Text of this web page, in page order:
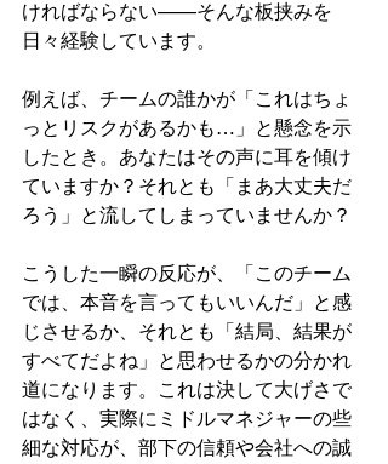
ければならない——そんな板挟みを
日々経験しています。
例えば、チームの誰かが「これはちょ
っとリスクがあるかも…」と懸念を示
したとき。あなたはその声に耳を傾け
ていますか？それとも「まあ大丈夫だ
ろう」と流してしまっていませんか？
こうした一瞬の反応が、「このチーム
では、本音を言ってもいいんだ」と感
じさせるか、それとも「結局、結果が
すべてだよね」と思わせるかの分かれ
道になります。これは決して大げさで
はなく、実際にミドルマネジャーの些
細な対応が、部下の信頼や会社への誠